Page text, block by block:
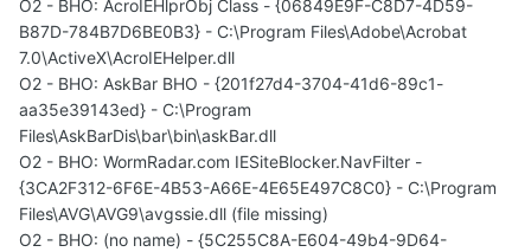
O2 - BHO: AcroIEHlprObj Class - {06849E9F-C8D7-4D59-
B87D-784B7D6BE0B3} - C:\Program Files\Adobe\Acrobat
7.0\ActiveX\AcroIEHelper.dll
O2 - BHO: AskBar BHO - {201f27d4-3704-41d6-89c1-
aa35e39143ed} - C:\Program
Files\AskBarDis\bar\bin\askBar.dll
O2 - BHO: WormRadar.com IESiteBlocker.NavFilter -
{3CA2F312-6F6E-4B53-A66E-4E65E497C8C0} - C:\Program
Files\AVG\AVG9\avgssie.dll (file missing)
O2 - BHO: (no name) - {5C255C8A-E604-49b4-9D64-